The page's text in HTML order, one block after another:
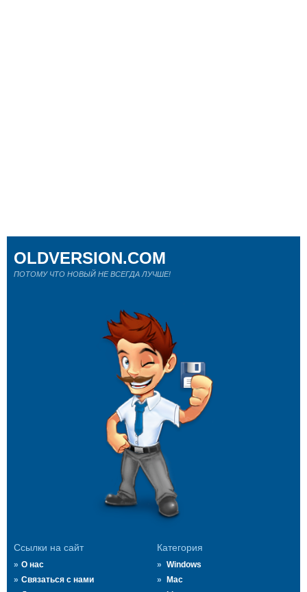
Ссылки на сайт
О нас
Связаться с нами
Категория
Windows
Mac
OLDVERSION.COM
ПОТОМУ ЧТО НОВЫЙ НЕ ВСЕГДА ЛУЧШЕ!